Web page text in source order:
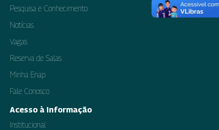
Pesquisa e Conhecimento
Notícias
Vagas
Reserva de Salas
Minha Enap
Fale Conosco
Acesso à Informação
Institucional